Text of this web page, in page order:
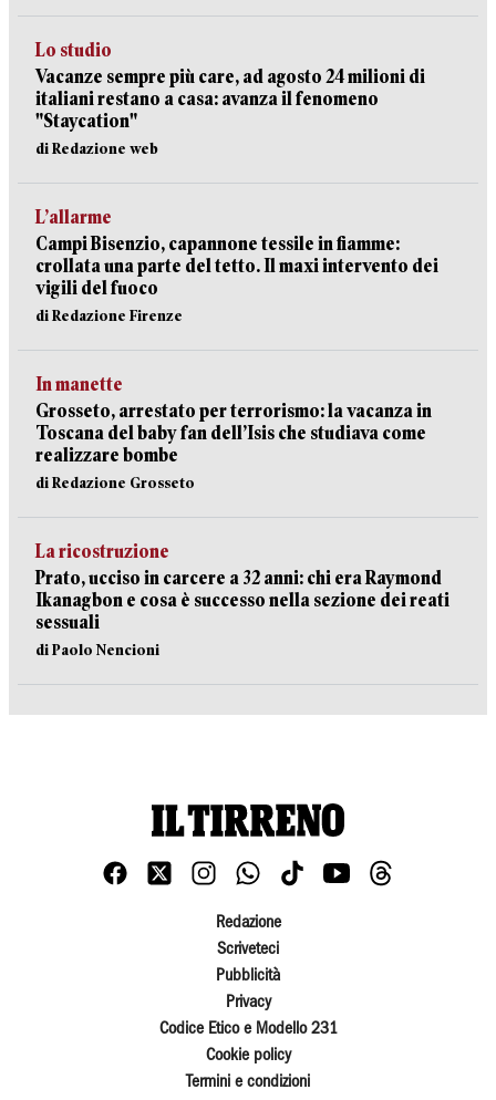
Lo studio
Vacanze sempre più care, ad agosto 24 milioni di
italiani restano a casa: avanza il fenomeno
"Staycation"
di Redazione web
L’allarme
Campi Bisenzio, capannone tessile in fiamme:
crollata una parte del tetto. Il maxi intervento dei
vigili del fuoco
di Redazione Firenze
In manette
Grosseto, arrestato per terrorismo: la vacanza in
Toscana del baby fan dell’Isis che studiava come
realizzare bombe
di Redazione Grosseto
La ricostruzione
Prato, ucciso in carcere a 32 anni: chi era Raymond
Ikanagbon e cosa è successo nella sezione dei reati
sessuali
di Paolo Nencioni
Redazione
Scriveteci
Pubblicità
Privacy
Codice Etico e Modello 231
Cookie policy
Termini e condizioni